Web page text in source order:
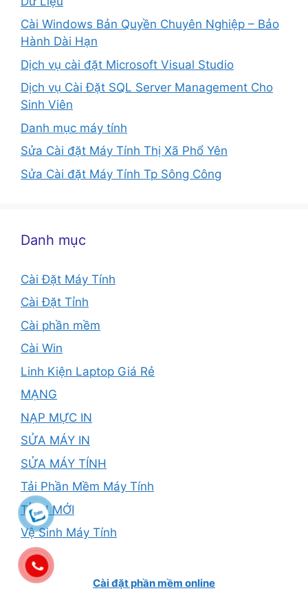
Cài Windows Bản Quyền Chuyên Nghiệp – Bảo
Hành Dài Hạn
Dịch vụ cài đặt Microsoft Visual Studio
Dịch vụ Cài Đặt SQL Server Management Cho
Sinh Viên
Danh mục máy tính
Sửa Cài đặt Máy Tính Thị Xã Phổ Yên
Sửa Cài đặt Máy Tính Tp Sông Công
Danh mục
Cài Đặt Máy Tính
Cài Đặt Tỉnh
Cài phần mềm
Cài Win
Linh Kiện Laptop Giá Rẻ
MẠNG
NẠP MỰC IN
SỬA MÁY IN
SỬA MÁY TÍNH
Tải Phần Mềm Máy Tính
TỈNH MỚI
Vệ Sinh Máy Tính
Cài đặt phần mềm online